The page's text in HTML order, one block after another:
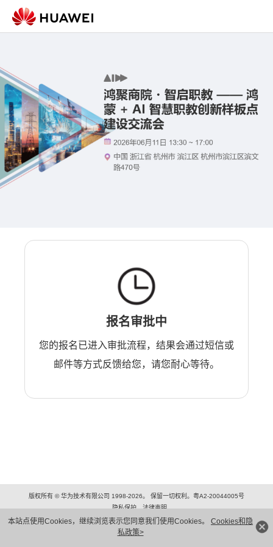
本站点使用Cookies，继续浏览表示您同意我们使用Cookies。 Cookies和隐
私政策>
报名审批中
您的报名已进入审批流程，结果会通过短信或
邮件等方式反馈给您，请您耐心等待。
版权所有 © 华为技术有限公司 1998-2026。 保留一切权利。粤A2-20044005号
隐私保护
法律声明